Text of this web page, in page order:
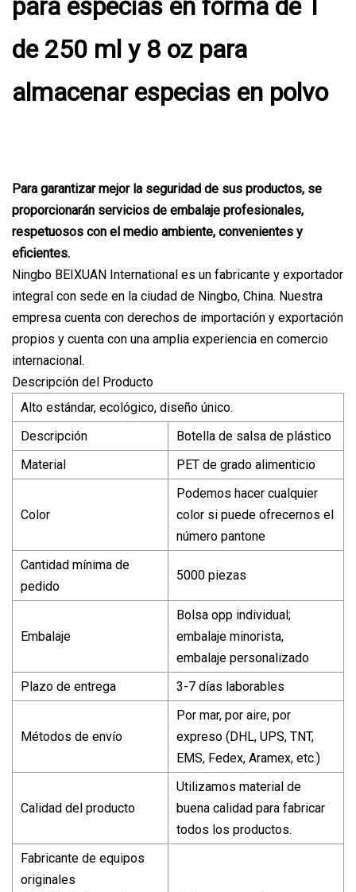
para especias en forma de T
de 250 ml y 8 oz para
almacenar especias en polvo
Para garantizar mejor la seguridad de sus productos, se
proporcionarán servicios de embalaje profesionales,
respetuosos con el medio ambiente, convenientes y
eficientes.
Ningbo BEIXUAN International es un fabricante y exportador
integral con sede en la ciudad de Ningbo, China. Nuestra
empresa cuenta con derechos de importación y exportación
propios y cuenta con una amplia experiencia en comercio
internacional.
Descripción del Producto
Alto estándar, ecológico, diseño único.
Descripción
Botella de salsa de plástico
Material
PET de grado alimenticio
Color
Podemos hacer cualquier
color si puede ofrecernos el
número pantone
Cantidad mínima de
pedido
5000 piezas
Embalaje
Bolsa opp individual;
embalaje minorista,
embalaje personalizado
Plazo de entrega
3-7 días laborables
Métodos de envío
Por mar, por aire, por
expreso (DHL, UPS, TNT,
EMS, Fedex, Aramex, etc.)
Calidad del producto
Utilizamos material de
buena calidad para fabricar
todos los productos.
Fabricante de equipos
originales